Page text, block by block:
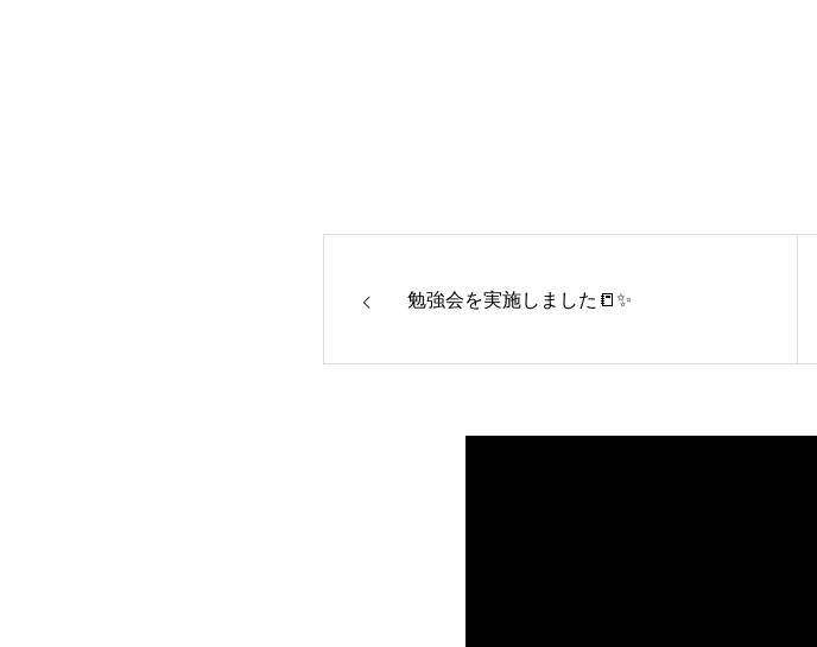
勉強会を実施しました📒✨